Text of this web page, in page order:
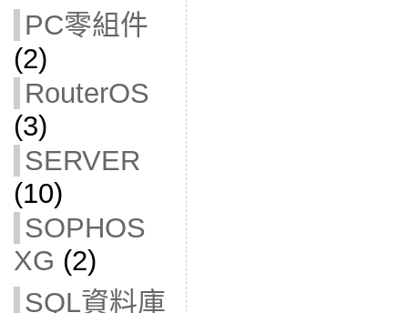
PC零組件
(2)
RouterOS
(3)
SERVER
(10)
SOPHOS
XG (2)
SQL資料庫